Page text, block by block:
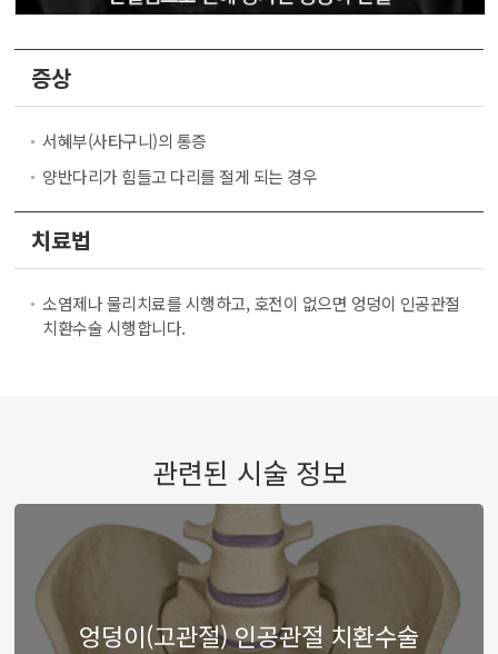
증상
서혜부(사타구니)의 통증
양반다리가 힘들고 다리를 절게 되는 경우
치료법
소염제나 물리치료를 시행하고, 호전이 없으면 엉덩이 인공관절
치환수술 시행합니다.
관련된 시술 정보
엉덩이(고관절) 인공관절 치환수술